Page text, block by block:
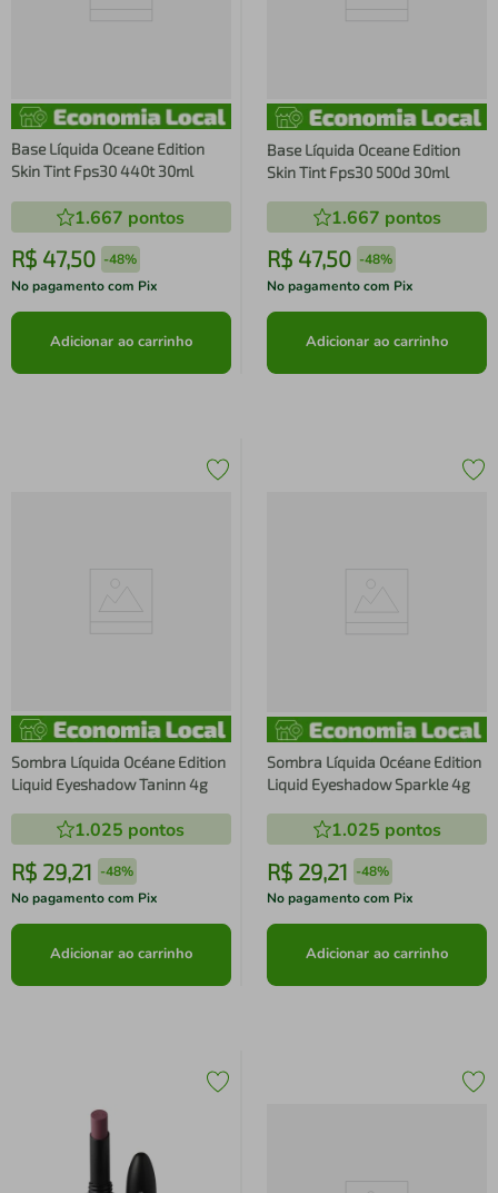
Base Líquida Oceane Edition
Skin Tint Fps30 440t 30ml
1.667 pontos
R$ 47,50 -48%
No pagamento com Pix
Adicionar ao carrinho
Base Líquida Oceane Edition
Skin Tint Fps30 500d 30ml
1.667 pontos
R$ 47,50 -48%
No pagamento com Pix
Adicionar ao carrinho
Sombra Líquida Océane Edition
Liquid Eyeshadow Taninn 4g
1.025 pontos
R$ 29,21 -48%
No pagamento com Pix
Adicionar ao carrinho
Sombra Líquida Océane Edition
Liquid Eyeshadow Sparkle 4g
1.025 pontos
R$ 29,21 -48%
No pagamento com Pix
Adicionar ao carrinho